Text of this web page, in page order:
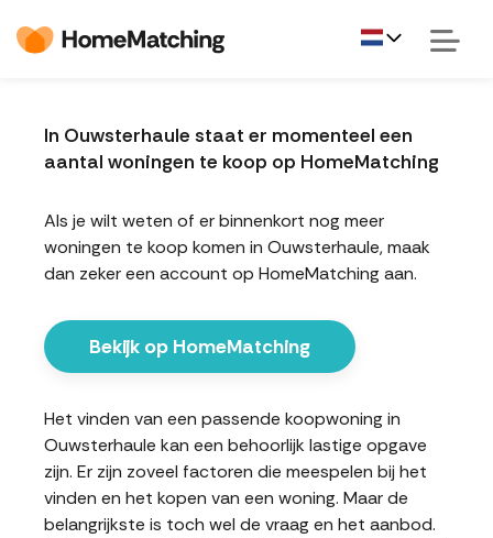
In Ouwsterhaule staat er momenteel een
aantal woningen te koop op HomeMatching
Als je wilt weten of er binnenkort nog meer
woningen te koop komen in Ouwsterhaule, maak
dan zeker een account op HomeMatching aan.
Bekijk op HomeMatching
Het vinden van een passende koopwoning in
Ouwsterhaule kan een behoorlijk lastige opgave
zijn. Er zijn zoveel factoren die meespelen bij het
vinden en het kopen van een woning. Maar de
belangrijkste is toch wel de vraag en het aanbod.